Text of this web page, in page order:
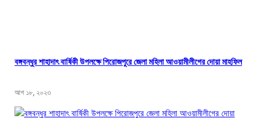
বঙ্গবন্ধুর শাহাদাৎ বার্ষিকী উপলক্ষে পিরোজপুরে জেলা মহিলা আওয়ামীলীগের দোয়া মাহফিল
আগ ১৮, ২০২৩